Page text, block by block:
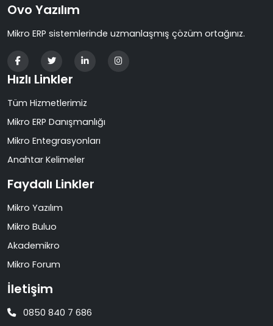
Ovo Yazılım
Mikro ERP sistemlerinde uzmanlaşmış çözüm ortağınız.
Hızlı Linkler
Tüm Hizmetlerimiz
Mikro ERP Danışmanlığı
Mikro Entegrasyonları
Anahtar Kelimeler
Faydalı Linkler
Mikro Yazılım
Mikro Buluo
Akademikro
Mikro Forum
İletişim
0850 840 7 686